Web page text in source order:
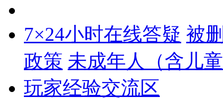
7×24小时在线答疑 被
政策 未成年人（含儿
玩家经验交流区